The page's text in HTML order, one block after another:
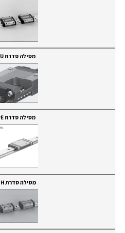
מסילה סדרת PU
מסילה סדרת PE
מסילה סדרת NH